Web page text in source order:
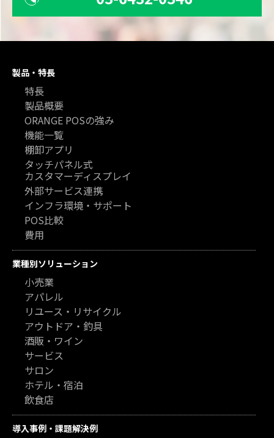
製品・特長
特長
製品概要
ORANGE POSの強み
機能一覧
棚卸アプリ
タッチパネル式
カスタマーディスプレイ
外部サービス連携
インフラ環境・サポート
POS比較
費用
業種別ソリューション
小売業
アパレル
リユース・リサイクル
アウトドア・釣具
酒販・ワイン
サービス
サロン
ホテル・宿泊
飲食店
導入事例・課題解決例